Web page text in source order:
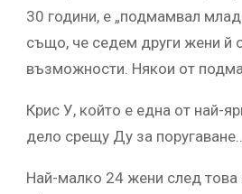
30 години, е „подмамвал
също, че седем други жени й
възможности. Някои от
Крис У, който е една от най-
дело срещу Ду за поругаване..
Най-малко 24 жени след това